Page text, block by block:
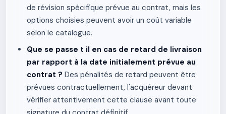
de révision spécifique prévue au contrat, mais les
options choisies peuvent avoir un coût variable
selon le catalogue.
Que se passe t il en cas de retard de livraison
par rapport à la date initialement prévue au
contrat ? Des pénalités de retard peuvent être
prévues contractuellement, l'acquéreur devant
vérifier attentivement cette clause avant toute